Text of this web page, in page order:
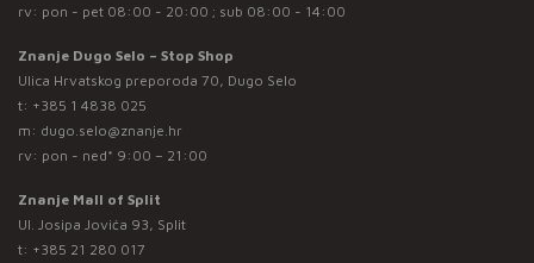
rv: pon - pet 08:00 - 20:00 ; sub 08:00 - 14:00
Znanje Dugo Selo – Stop Shop
Ulica Hrvatskog preporoda 70, Dugo Selo
t: +385 1 4838 025
m: dugo.selo@znanje.hr
rv: pon - ned* 9:00 – 21:00
Znanje Mall of Split
Ul. Josipa Jovića 93, Split
t: +385 21 280 017